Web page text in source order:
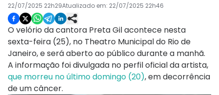
22/07/2025 22h29Atualizado em: 22/07/2025 22h46
O velório da cantora Preta Gil acontece nesta
sexta-feira (25), no Theatro Municipal do Rio de
Janeiro, e será aberto ao público durante a manhã.
A informação foi divulgada no perfil oficial da artista,
que morreu no último domingo (20), em decorrência
de um câncer.